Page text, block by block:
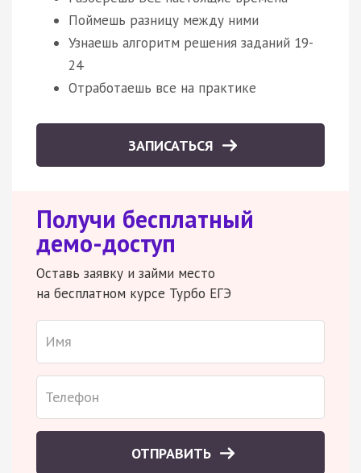
Поймешь разницу между ними
Узнаешь алгоритм решения заданий 19-
24
Отработаешь все на практике
ЗАПИСАТЬСЯ
Получи бесплатный
демо-доступ
Оставь заявку и займи место
на бесплатном курсе Турбо ЕГЭ
ОТПРАВИТЬ